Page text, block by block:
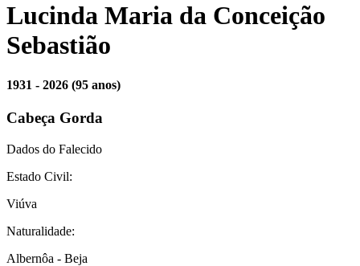
Lucinda Maria da Conceição
Sebastião
1931 - 2026 (95 anos)
Cabeça Gorda
Dados do Falecido
Estado Civil:
Viúva
Naturalidade:
Albernôa - Beja